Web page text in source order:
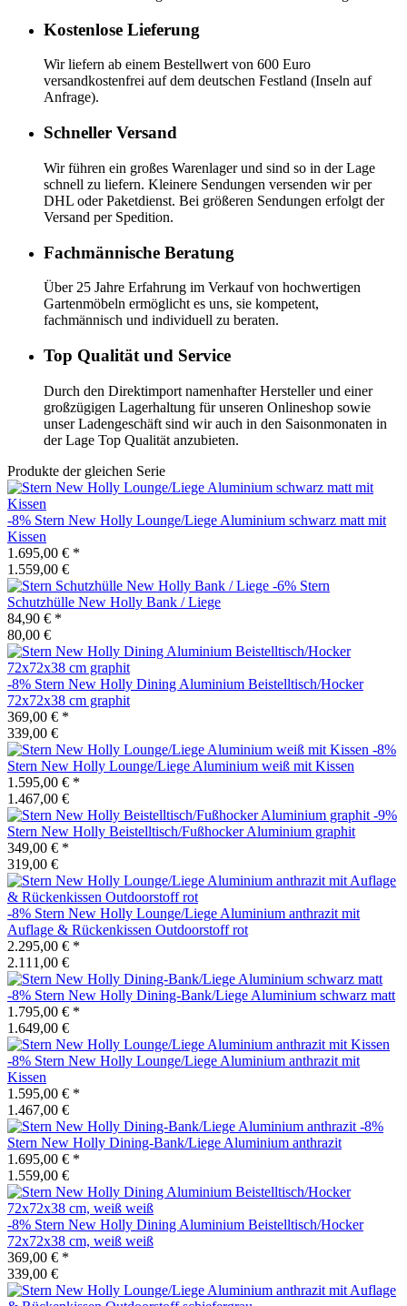
Kostenlose Lieferung
Wir liefern ab einem Bestellwert von 600 Euro
versandkostenfrei auf dem deutschen Festland (Inseln auf
Anfrage).
Schneller Versand
Wir führen ein großes Warenlager und sind so in der Lage
schnell zu liefern. Kleinere Sendungen versenden wir per
DHL oder Paketdienst. Bei größeren Sendungen erfolgt der
Versand per Spedition.
Fachmännische Beratung
Über 25 Jahre Erfahrung im Verkauf von hochwertigen
Gartenmöbeln ermöglicht es uns, sie kompetent,
fachmännisch und individuell zu beraten.
Top Qualität und Service
Durch den Direktimport namenhafter Hersteller und einer
großzügigen Lagerhaltung für unseren Onlineshop sowie
unser Ladengeschäft sind wir auch in den Saisonmonaten in
der Lage Top Qualität anzubieten.
Produkte der gleichen Serie
-8% Stern New Holly Lounge/Liege Aluminium schwarz matt mit
Kissen
1.695,00 € *
1.559,00 €
-6% Stern
Schutzhülle New Holly Bank / Liege
84,90 € *
80,00 €
-8% Stern New Holly Dining Aluminium Beistelltisch/Hocker
72x72x38 cm graphit
369,00 € *
339,00 €
-8%
Stern New Holly Lounge/Liege Aluminium weiß mit Kissen
1.595,00 € *
1.467,00 €
-9%
Stern New Holly Beistelltisch/Fußhocker Aluminium graphit
349,00 € *
319,00 €
-8% Stern New Holly Lounge/Liege Aluminium anthrazit mit
Auflage & Rückenkissen Outdoorstoff rot
2.295,00 € *
2.111,00 €
-8% Stern New Holly Dining-Bank/Liege Aluminium schwarz matt
1.795,00 € *
1.649,00 €
-8% Stern New Holly Lounge/Liege Aluminium anthrazit mit
Kissen
1.595,00 € *
1.467,00 €
-8%
Stern New Holly Dining-Bank/Liege Aluminium anthrazit
1.695,00 € *
1.559,00 €
-8% Stern New Holly Dining Aluminium Beistelltisch/Hocker
72x72x38 cm, weiß weiß
369,00 € *
339,00 €